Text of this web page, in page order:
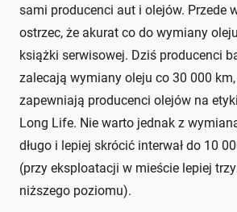
sami producenci aut i olejów. Przede
ostrzec, że akurat co do wymiany
książki serwisowej. Dziś producenci
zalecają wymiany oleju co 30 000
zapewniają producenci olejów na
Long Life. Nie warto jednak z
długo i lepiej skrócić interwał do 10
(przy eksploatacji w mieście lepiej
niższego poziomu).